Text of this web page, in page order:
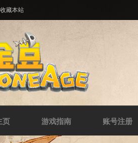
收藏本站
页 游戏指南 账号注册